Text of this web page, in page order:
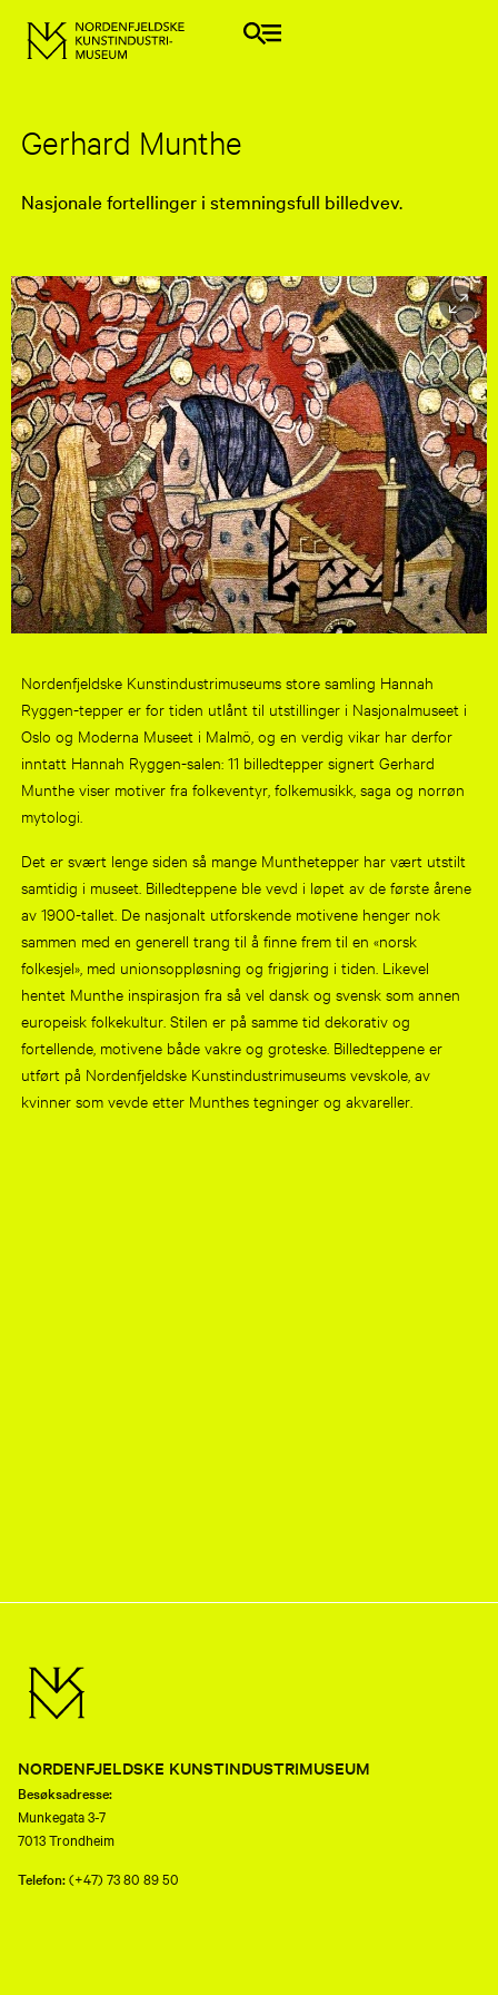
Gerhard Munthe
Nasjonale fortellinger i stemningsfull billedvev.
Nordenfjeldske Kunstindustrimuseums store samling Hannah
Ryggen-tepper er for tiden utlånt til utstillinger i Nasjonalmuseet i
Oslo og Moderna Museet i Malmö, og en verdig vikar har derfor
inntatt Hannah Ryggen-salen: 11 billedtepper signert Gerhard
Munthe viser motiver fra folkeventyr, folkemusikk, saga og norrøn
mytologi.
Det er svært lenge siden så mange Munthetepper har vært utstilt
samtidig i museet. Billedteppene ble vevd i løpet av de første årene
av 1900-tallet. De nasjonalt utforskende motivene henger nok
sammen med en generell trang til å finne frem til en «norsk
folkesjel», med unionsoppløsning og frigjøring i tiden. Likevel
hentet Munthe inspirasjon fra så vel dansk og svensk som annen
europeisk folkekultur. Stilen er på samme tid dekorativ og
fortellende, motivene både vakre og groteske. Billedteppene er
utført på Nordenfjeldske Kunstindustrimuseums vevskole, av
kvinner som vevde etter Munthes tegninger og akvareller.
NORDENFJELDSKE KUNSTINDUSTRIMUSEUM
Besøksadresse:
Munkegata 3-7
7013 Trondheim
Telefon:(+47) 73 80 89 50